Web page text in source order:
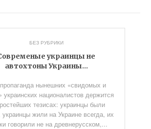
БЕЗ РУБРИКИ
украинцы не
автохтоны Украины…
нынешних «свидомых и
националистов держится
тезисах: украинцы были
украинцы жили на Украине всегда, их
говорили не на древнерусском,...